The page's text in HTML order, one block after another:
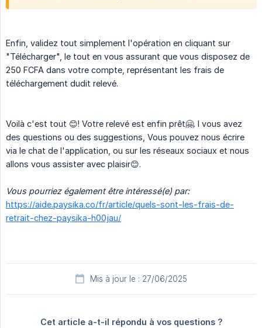
Enfin, validez tout simplement l'opération en cliquant sur
"Télécharger", le tout en vous assurant que vous disposez de
250 FCFA dans votre compte, représentant les frais de
téléchargement dudit relevé.
Voilà c'est tout 😊! Votre relevé est enfin prêt🤗. I vous avez
des questions ou des suggestions, Vous pouvez nous écrire
via le chat de l'application, ou sur les réseaux sociaux et nous
allons vous assister avec plaisir😊.
Vous pourriez également être intéressé(e) par:
https://aide.paysika.co/fr/article/quels-sont-les-frais-de-
retrait-chez-paysika-h00jau/
Mis à jour le : 27/06/2025
Cet article a-t-il répondu à vos questions ?